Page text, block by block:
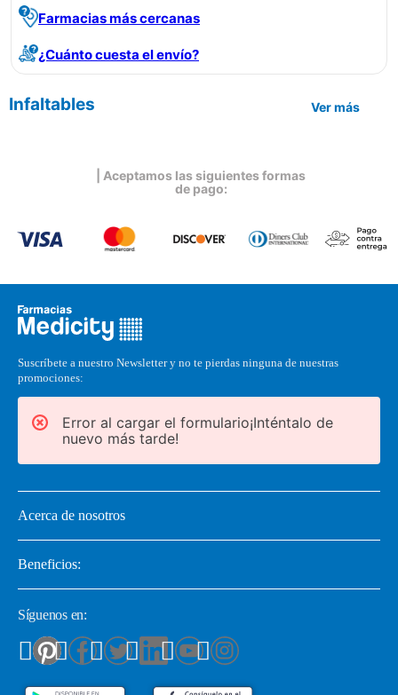
Farmacias más cercanas
¿Cuánto cuesta el envío?
Infaltables Ver más
| Aceptamos las siguientes formas
de pago:
Suscríbete a nuestro Newsletter y no te pierdas ninguna de nuestras
promociones:
Error al cargar el formulario¡Inténtalo de
nuevo más tarde!
Acerca de nosotros
Beneficios:
Síguenos en: